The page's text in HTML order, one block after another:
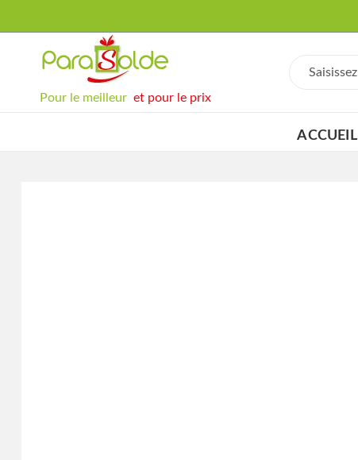
Pour le meilleur et pour le prix
ACCUEIL